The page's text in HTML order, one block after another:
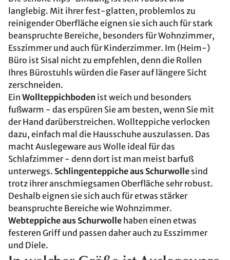
langlebig. Mit ihrer fest-glatten, problemlos zu
reinigender Oberfläche eignen sie sich auch für stark
beanspruchte Bereiche, besonders für Wohnzimmer,
Esszimmer und auch für Kinderzimmer. Im (Heim-)
Büro ist Sisal nicht zu empfehlen, denn die Rollen
Ihres Bürostuhls würden die Faser auf längere Sicht
zerschneiden.
Ein Wollteppichboden ist weich und besonders
fußwarm - das erspüren Sie am besten, wenn Sie mit
der Hand darüberstreichen. Wollteppiche verlocken
dazu, einfach mal die Hausschuhe auszulassen. Das
macht Auslegeware aus Wolle ideal für das
Schlafzimmer - denn dort ist man meist barfuß
unterwegs. Schlingenteppiche aus Schurwolle sind
trotz ihrer anschmiegsamen Oberfläche sehr robust.
Deshalb eignen sie sich auch für etwas stärker
beanspruchte Bereiche wie Wohnzimmer.
Webteppiche aus Schurwolle haben einen etwas
festeren Griff und passen daher auch zu Esszimmer
und Diele.